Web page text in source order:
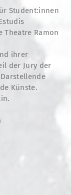
Student:innen
Ramon
ihrer
der Jury der
Künste.